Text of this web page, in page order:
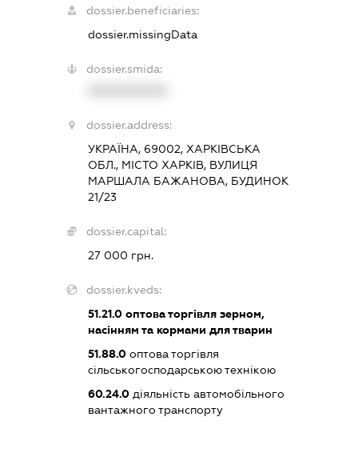
dossier.beneficiaries:
dossier.missingData
dossier.smida:
dossier.address:
УКРАЇНА, 69002, ХАРКІВСЬКА
ОБЛ., МІСТО ХАРКІВ, ВУЛИЦЯ
МАРШАЛА БАЖАНОВА, БУДИНОК
21/23
dossier.capital:
27 000 грн.
dossier.kveds:
51.21.0оптова торгівля зерном,
насінням та кормами для тварин
51.88.0оптова торгівля
сільськогосподарською технікою
60.24.0діяльність автомобільного
вантажного транспорту